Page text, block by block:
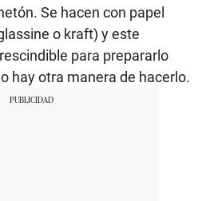
Se hacen con papel
o kraft) y este
para prepararlo
hay otra manera de hacerlo.